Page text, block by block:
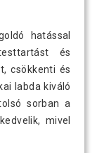
hatással
és
csökkenti és
labda kiváló
sorban a
mivel